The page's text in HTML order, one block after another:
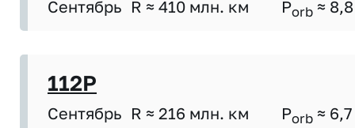
Сентябрь R ≈ 410 млн. км Porb ≈ 8,8
112P
Сентябрь R ≈ 216 млн. км Porb ≈ 6,7